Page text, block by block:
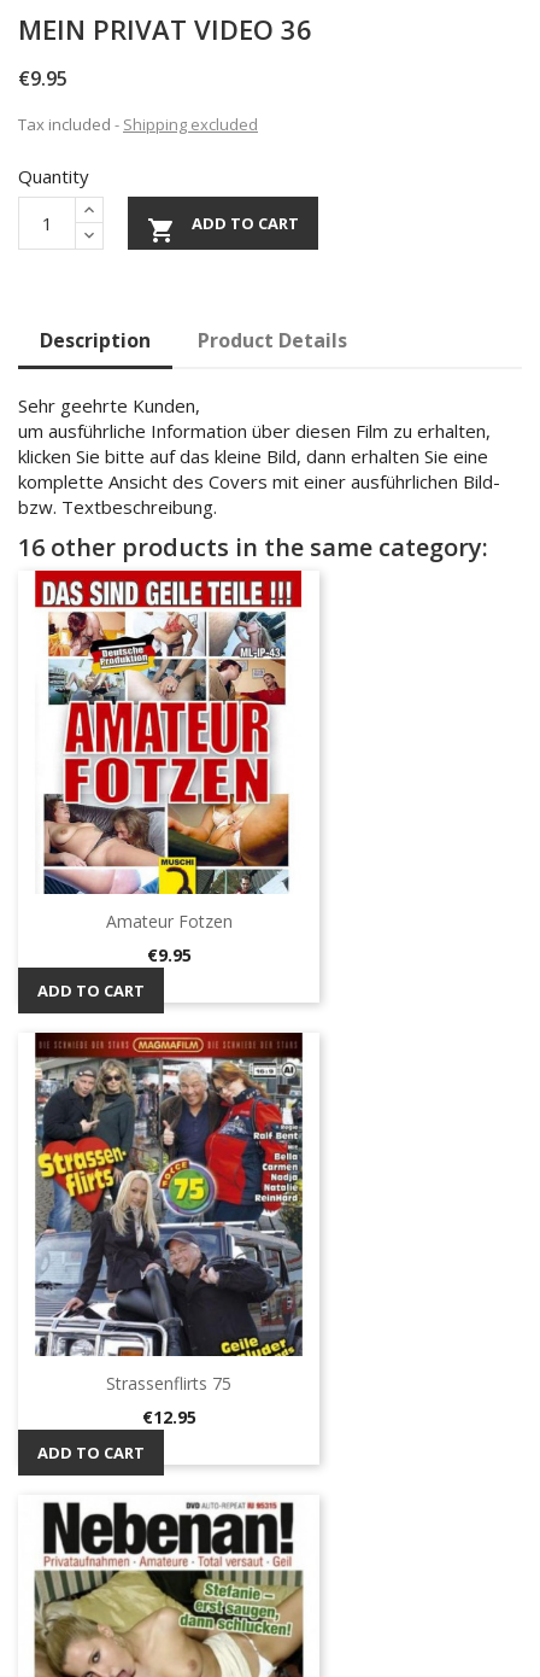
MEIN PRIVAT VIDEO 36
€9.95
Tax included Shipping excluded
Quantity
 ADD TO CART
Description Product Details
Sehr geehrte Kunden,
um ausführliche Information über diesen Film zu erhalten,
klicken Sie bitte auf das kleine Bild, dann erhalten Sie eine
komplette Ansicht des Covers mit einer ausführlichen Bild-
bzw. Textbeschreibung.
16 other products in the same category:
Amateur Fotzen
Price
€9.95
ADD TO CART
Strassenflirts 75
Price
€12.95
ADD TO CART